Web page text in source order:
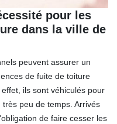
pour les
dans la ville de
peuvent assurer un
de fuite de toiture
ils sont véhiculés pour
peu de temps. Arrivés
de faire cesser les